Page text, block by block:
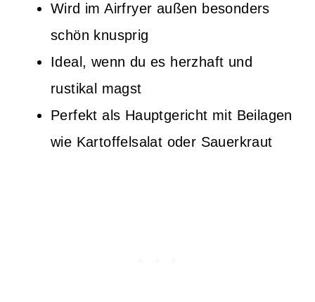
Wird im Airfryer außen besonders
schön knusprig
Ideal, wenn du es herzhaft und
rustikal magst
Perfekt als Hauptgericht mit Beilagen
wie Kartoffelsalat oder Sauerkraut